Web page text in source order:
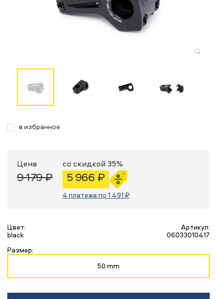
в избранное
Цена
9 179 ₽
со скидкой 35%
5 966 ₽
4 платежа по 1 491 ₽
Цвет:
black
Артикул:
06033010417
Размер:
50 mm